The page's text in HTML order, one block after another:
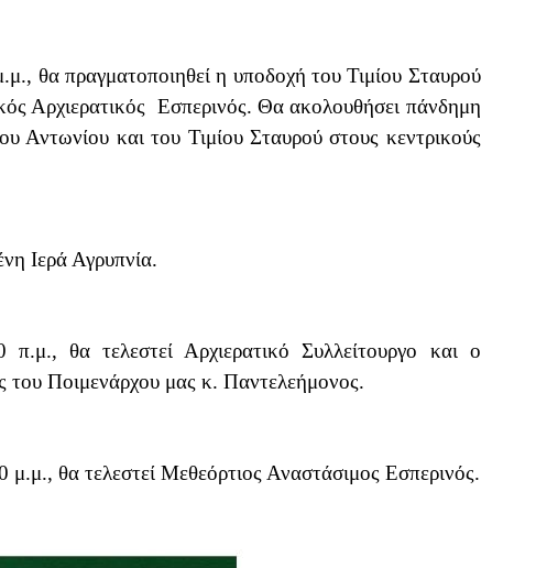
θα πραγματοποιηθεί η υποδοχή του Τιμίου Σταυρού
Αρχιερατικός Εσπερινός. Θα ακολουθήσει πάνδημη
Αντωνίου και του Τιμίου Σταυρού στους κεντρικούς
Ιερά Αγρυπνία.
θα τελεστεί Αρχιερατικό Συλλείτουργο και ο
του Ποιμενάρχου μας κ. Παντελεήμονος.
μ.μ., θα τελεστεί Μεθεόρτιος Αναστάσιμος Εσπερινός.